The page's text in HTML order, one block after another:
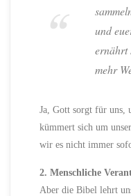
und
ernährt
mehr
Ja, Gott sorgt für uns,
kümmert sich um
wir es nicht immer
2. Menschliche
Aber die Bibel lehrt